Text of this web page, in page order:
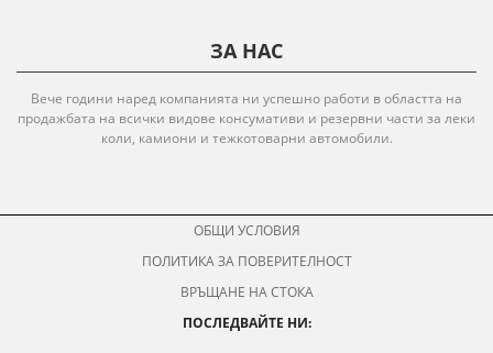
ЗА НАС
Вече години наред компанията ни успешно работи в областта на
продажбата на всички видове консумативи и резервни части за леки
коли, камиони и тежкотоварни автомобили.
ОБЩИ УСЛОВИЯ
ПОЛИТИКА ЗА ПОВЕРИТЕЛНОСТ
ВРЪЩАНЕ НА СТОКА
ПОСЛЕДВАЙТЕ НИ: